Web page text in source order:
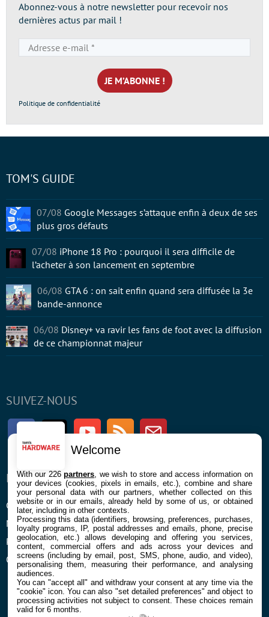
Abonnez-vous à notre newsletter pour recevoir nos
dernières actus par mail !
e-
mail
*
Politique de confidentialité
SUIVEZ-NOUS
FacebookTwitter Youtube RSS Newsletter
ENTREPRISE
Confidentialité et Cookies
Mentions légales et CGU
Préférences Cookies
Qui sommes nous
À PROPOS
Contact
TOM'S GUIDE
07/08 Google Messages s’attaque enfin à deux de ses
plus gros défauts
07/08 iPhone 18 Pro : pourquoi il sera difficile de
l’acheter à son lancement en septembre
06/08 GTA 6 : on sait enfin quand sera diffusée la 3e
bande-annonce
06/08 Disney+ va ravir les fans de foot avec la diffusion
de ce championnat majeur
Welcome
With our 226partners , we wish to store and access information on
your devices (cookies, pixels in emails, etc.), combine and share
your personal data with our partners, whether collected on this
website or in our emails, already held by some of us, or obtained
later, including in other contexts.
Processing this data (identifiers, browsing, preferences, purchases,
loyalty programs, IP, postal addresses and emails, phone, precise
geolocation, etc.) allows developing and offering you services,
content, commercial offers and ads across your devices and
screens (including by email, post, SMS, phone, audio, and video),
personalising them, measuring their performance, and analysing
audiences.
You can "accept all" and withdraw your consent at any time via the
"cookie" icon. You can also "set detailed preferences" and object to
processing activities not subject to consent. These choices remain
valid for 6 months.